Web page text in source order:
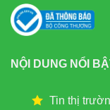
NỘI DUNG NỔI
Tin thị